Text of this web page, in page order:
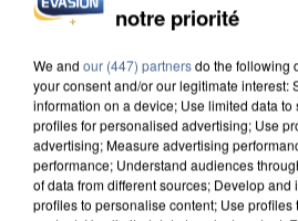
notre priorité
We and our (447) partnersdo the following
your consent and/or our legitimate interest:
information on a device; Use limited data
profiles for personalised advertising; Use
advertising; Measure advertising
performance; Understand audiences
of data from different sources; Develop and
profiles to personalise content; Use profiles